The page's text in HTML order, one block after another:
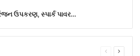
ઉપકરણ, સ્પાર્ક પાવર…
Previous